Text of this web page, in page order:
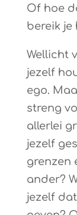
Of hoe
bereik je
Wellicht
jezelf
ego.
streng
allerlei
jezelf
grenzen
ander?
jezelf